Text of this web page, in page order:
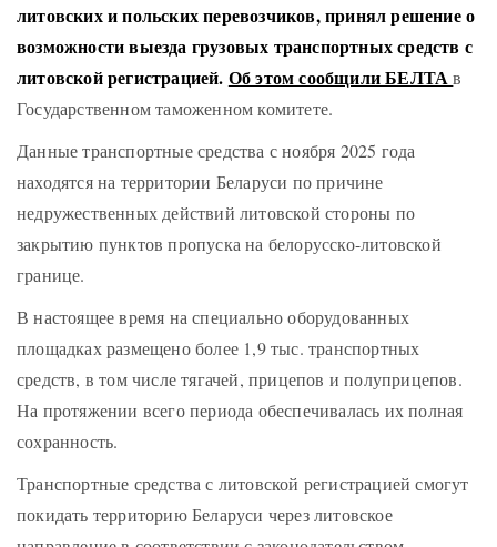
литовских и польских перевозчиков, принял решение о
возможности выезда грузовых транспортных средств с
литовской регистрацией. Об этом сообщили БЕЛТАв
Государственном таможенном комитете.
Данные транспортные средства с ноября 2025 года
находятся на территории Беларуси по причине
недружественных действий литовской стороны по
закрытию пунктов пропуска на белорусско-литовской
границе.
В настоящее время на специально оборудованных
площадках размещено более 1,9 тыс. транспортных
средств, в том числе тягачей, прицепов и полуприцепов.
На протяжении всего периода обеспечивалась их полная
сохранность.
Транспортные средства с литовской регистрацией смогут
покидать территорию Беларуси через литовское